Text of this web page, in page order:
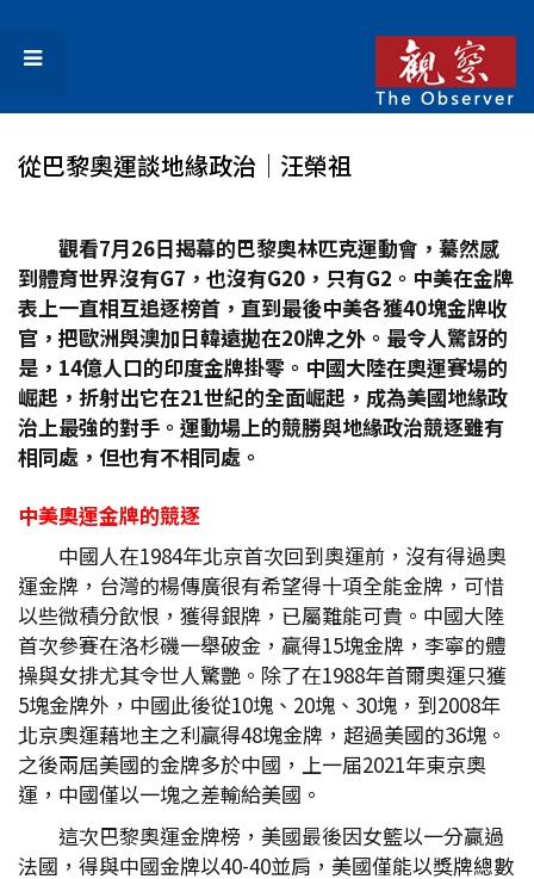
從巴黎奧運談地緣政治│汪榮祖
觀看7月26日揭幕的巴黎奧林匹克運動會，驀然感
到體育世界沒有G7 ，也沒有G20 ，只有G2 。中美在金牌
表上一直相互追逐榜首，直到最後中美各獲40塊金牌收
官，把歐洲與澳加日韓遠拋在20牌之外。最令人驚訝的
是，14億人口的印度金牌掛零。中國大陸在奧運賽場的
崛起，折射出它在21世紀的全面崛起，成為美國地緣政
治上最強的對手。運動場上的競勝與地緣政治競逐雖有
相同處，但也有不相同處。
中美奧運金牌的競逐
中國人在1984年北京首次回到奧運前，沒有得過奧
運金牌，台灣的楊傳廣很有希望得十項全能金牌，可惜
以些微積分飲恨，獲得銀牌，已屬難能可貴。中國大陸
首次參賽在洛杉磯一舉破金，贏得15塊金牌，李寧的體
操與女排尤其令世人驚艷。除了在1988年首爾奧運只獲
5塊金牌外，中國此後從10塊、20塊、30塊，到2008年
北京奧運藉地主之利贏得48塊金牌，超過美國的36塊。
之後兩屆美國的金牌多於中國，上一届2021年東京奧
運，中國僅以一塊之差輸給美國。
這次巴黎奧運金牌榜，美國最後因女籃以一分贏過
法國，得與中國金牌以40-40並肩，美國僅能以獎牌總數